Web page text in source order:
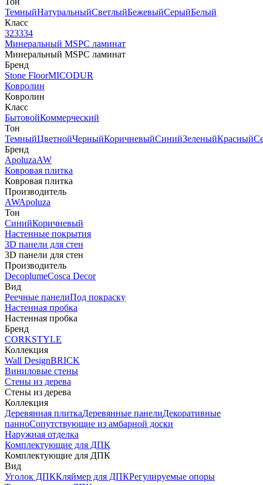
ТемныйНатуральныйСветлыйБежевыйСерыйБелый
Класс
323334
Минеральный MSPC ламинат
Минеральный MSPC ламинат
Бренд
Stone FloorMICODUR
Ковролин
Ковролин
Класс
БытовойКоммерческий
Тон
ТемныйЦветнойЧерныйКоричневыйСинийЗеленыйКрасный
Бренд
ApoluzaAW
Ковровая плитка
Ковровая плитка
Производитель
AWApoluza
Тон
СинийКоричневый
Настенные покрытия
3D панели для стен
3D панели для стен
Производитель
DecoplumeCosca Decor
Вид
Реечные панелиПод покраску
Настенная пробка
Настенная пробка
Бренд
CORKSTYLE
Коллекция
Wall DesignBRICK
Виниловые стены
Стены из дерева
Стены из дерева
Коллекция
Деревянная плиткаДеревянные панелиДекоративные
панноСопутствующие из амбарной доски
Наружная отделка
Комплектующие для ДПК
Комплектующие для ДПК
Вид
Уголок ДПККляймер для ДПКРегулируемые опоры